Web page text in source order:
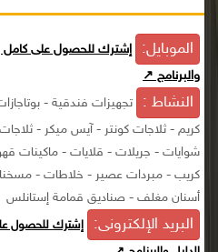
الموبايل: إشترك للحصول على كامل
والبرنامج ↗
النشاط :
تجهيزات فندقية -
كريم - ثلاجات كونتر - آيس ميكر -
شوايات - جريلات - قلايات - ماكينات
كريب - مبردات عصير - خلاطات -
أسنان مغلف - صناديق قمامة إستانلس
البريد الإلكترونى: إشترك للحصول